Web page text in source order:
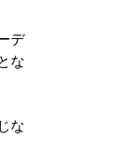
デ
な
な